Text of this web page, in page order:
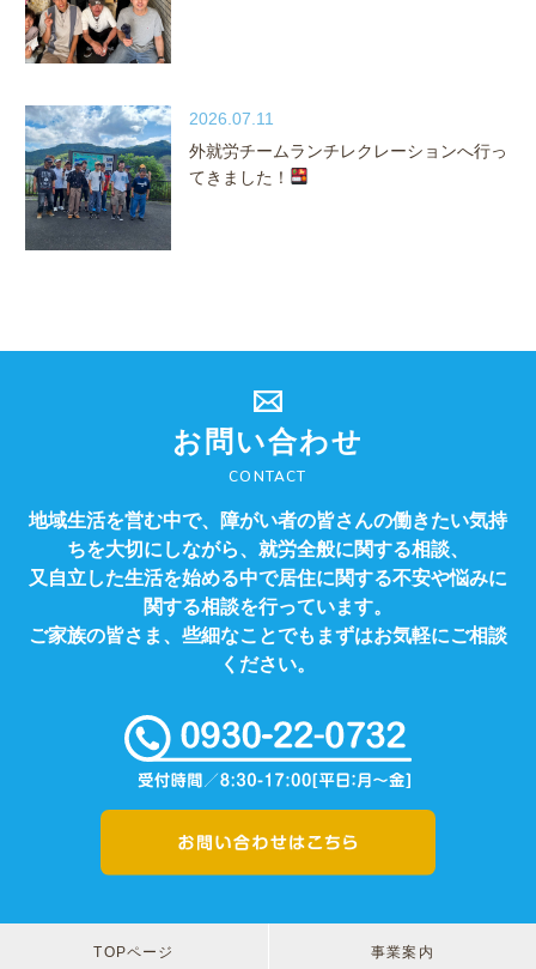
2026.07.11
外就労チームランチレクレーションへ行っ
てきました！
お問い合わせ
CONTACT
地域生活を営む中で、障がい者の皆さんの働きたい気持
ちを大切にしながら、就労全般に関する相談、
又自立した生活を始める中で居住に関する不安や悩みに
関する相談を行っています。
ご家族の皆さま、些細なことでもまずはお気軽にご相談
ください。
TOPページ 事業案内